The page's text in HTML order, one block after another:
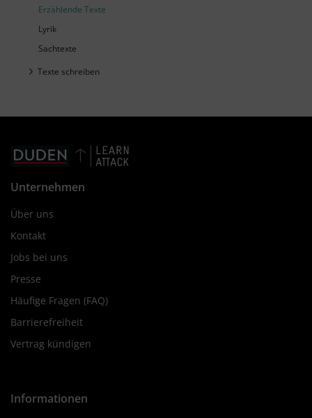
Erzählende Texte
Lyrik
Sachtexte
Texte schreiben
Unternehmen
Über uns
Kontakt
Jobs bei uns
Presse
Häufige Fragen (FAQ)
Barrierefreiheit
Vertrag kündigen
Informationen